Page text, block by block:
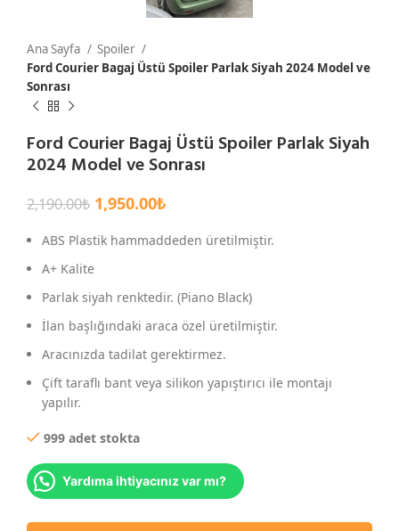
Ana Sayfa
Spoiler
Ford Courier Bagaj Üstü Spoiler Parlak Siyah 2024 Model ve
Sonrası
Ford Courier Bagaj Üstü Spoiler Parlak Siyah
2024 Model ve Sonrası
2,190.00₺ 1,950.00₺
ABS Plastik hammaddeden üretilmiştir.
A+ Kalite
Parlak siyah renktedir. (Piano Black)
İlan başlığındaki araca özel üretilmiştir.
Aracınızda tadilat gerektirmez.
Çift taraflı bant veya silikon yapıştırıcı ile montajı
yapılır.
999 adet stokta
Yardıma ihtiyacınız var mı?